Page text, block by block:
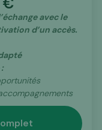
avec le
d’un accès.